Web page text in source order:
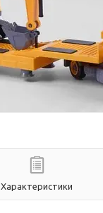
Характеристики